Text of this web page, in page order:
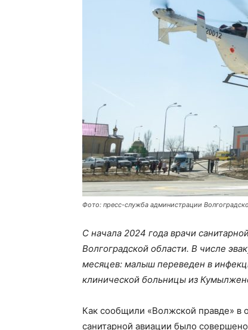
Фото: пресс-служба администрации
С начала 2024 года врачи
Волгоградской области. В числе
месяцев: малыш переведен в
клинической больницы из
Как сообщили «Волжской правде» в
санитарной авиации было